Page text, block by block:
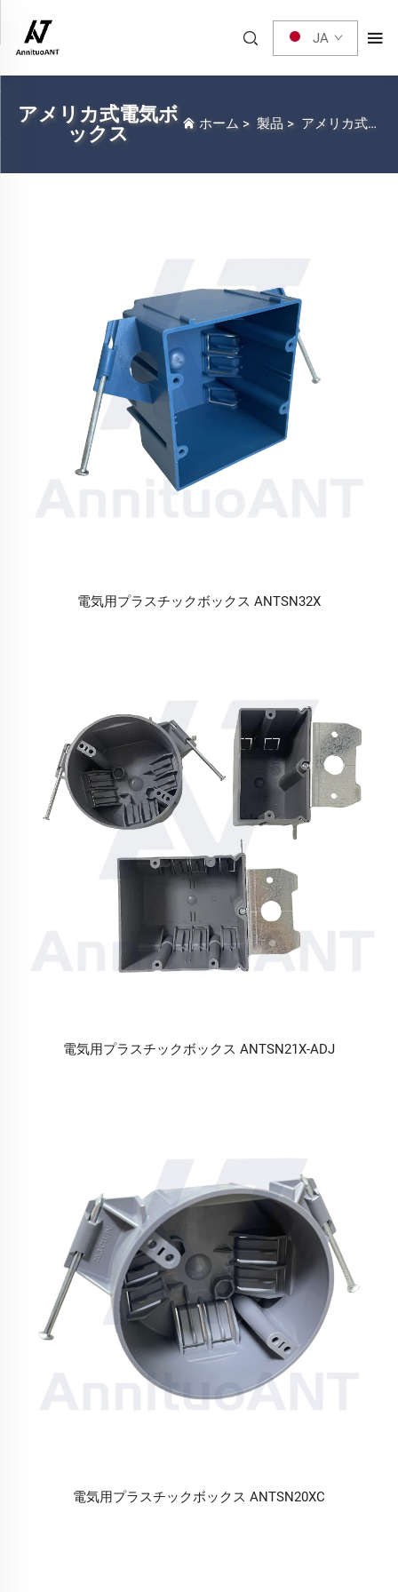
JA
アメリカ式電気ボ
ックス
ホーム >製品 > アメリカ式電気ボックス
電気用プラスチックボックス ANTSN32X
電気用プラスチックボックス ANTSN21X-ADJ
電気用プラスチックボックス ANTSN20XC